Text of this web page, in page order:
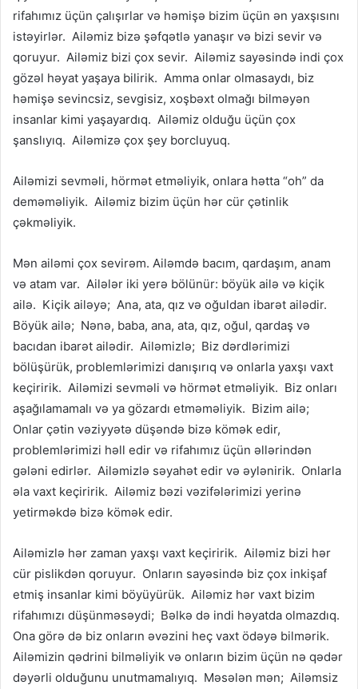
rifahımız üçün çalışırlar və həmişə bizim üçün ən yaxşısını
istəyirlər. Ailəmiz bizə şəfqətlə yanaşır və bizi sevir və
qoruyur. Ailəmiz bizi çox sevir. Ailəmiz sayəsində indi çox
gözəl həyat yaşaya bilirik. Amma onlar olmasaydı, biz
həmişə sevincsiz, sevgisiz, xoşbəxt olmağı bilməyən
insanlar kimi yaşayardıq. Ailəmiz olduğu üçün çox
şanslıyıq. Ailəmizə çox şey borcluyuq.
Ailəmizi sevməli, hörmət etməliyik, onlara hətta “oh” da
deməməliyik. Ailəmiz bizim üçün hər cür çətinlik
çəkməliyik.
Mən ailəmi çox sevirəm. Ailəmdə bacım, qardaşım, anam
və atam var. Ailələr iki yerə bölünür: böyük ailə və kiçik
ailə. Kiçik ailəyə; Ana, ata, qız və oğuldan ibarət ailədir.
Böyük ailə; Nənə, baba, ana, ata, qız, oğul, qardaş və
bacıdan ibarət ailədir. Ailəmizlə; Biz dərdlərimizi
bölüşürük, problemlərimizi danışırıq və onlarla yaxşı vaxt
keçiririk. Ailəmizi sevməli və hörmət etməliyik. Biz onları
aşağılamamalı və ya gözardı etməməliyik. Bizim ailə;
Onlar çətin vəziyyətə düşəndə ​​bizə kömək edir,
problemlərimizi həll edir və rifahımız üçün əllərindən
gələni edirlər. Ailəmizlə səyahət edir və əylənirik. Onlarla
əla vaxt keçiririk. Ailəmiz bəzi vəzifələrimizi yerinə
yetirməkdə bizə kömək edir.
Ailəmizlə hər zaman yaxşı vaxt keçiririk. Ailəmiz bizi hər
cür pislikdən qoruyur. Onların sayəsində biz çox inkişaf
etmiş insanlar kimi böyüyürük. Ailəmiz hər vaxt bizim
rifahımızı düşünməsəydi; Bəlkə də indi həyatda olmazdıq.
Ona görə də biz onların əvəzini heç vaxt ödəyə bilmərik.
Ailəmizin qədrini bilməliyik və onların bizim üçün nə qədər
dəyərli olduğunu unutmamalıyıq. Məsələn mən; Ailəmsiz